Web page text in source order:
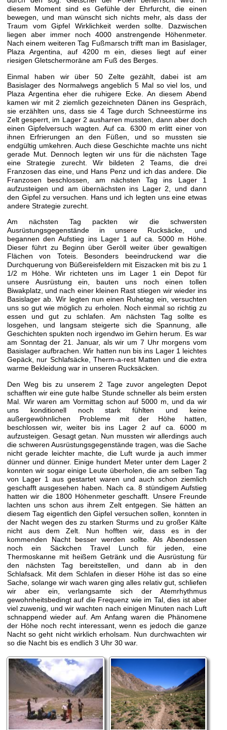
diesem Moment sind es Gefühle der Ehrfurcht, die einen
bewegen, und man wünscht sich nichts mehr, als dass der
Traum vom Gipfel Wirklichkeit werden sollte. Dazwischen
liegen aber immer noch 4000 anstrengende Höhenmeter.
Nach einem weiteren Tag Fußmarsch trifft man im Basislager,
Plaza Argentina, auf 4200 m ein, dieses liegt auf einer
riesigen Gletschermoräne am Fuß des Berges.
Einmal haben wir über 50 Zelte gezählt, dabei ist am
Basislager des Normalwegs angeblich 5 Mal so viel los, und
Plaza Argentina eher die ruhigere Ecke. An diesem Abend
kamen wir mit 2 ziemlich gezeichneten Dänen ins Gespräch,
sie erzählten uns, dass sie 4 Tage durch Schneestürme ins
Zelt gesperrt, im Lager 2 ausharren mussten, dann aber doch
einen Gipfelversuch wagten. Auf ca. 6300 m erlitt einer von
ihnen Erfrierungen an den Füßen, und so mussten sie
endgültig umkehren. Auch diese Geschichte machte uns nicht
gerade Mut. Dennoch legten wir uns für die nächsten Tage
eine Strategie zurecht. Wir bildeten 2 Teams, die drei
Franzosen das eine, und Hans Penz und ich das andere. Die
Franzosen beschlossen, am nächsten Tag ins Lager 1
aufzusteigen und am übernächsten ins Lager 2, und dann
den Gipfel zu versuchen. Hans und ich legten uns eine etwas
andere Strategie zurecht.
Am nächsten Tag packten wir die schwersten
Ausrüstungsgegenstände in unsere Rucksäcke, und
begannen den Aufstieg ins Lager 1 auf ca. 5000 m Höhe.
Dieser führt zu Beginn über Geröll weiter über gewaltigen
Flächen von Toteis. Besonders beeindruckend war die
Durchquerung von Büßereisfeldern mit Eiszacken mit bis zu 1
1/2 m Höhe. Wir richteten uns im Lager 1 ein Depot für
unsere Ausrüstung ein, bauten uns noch einen tollen
Biwakplatz, und nach einer kleinen Rast stiegen wir wieder ins
Basislager ab. Wir legten nun einen Ruhetag ein, versuchten
uns so gut wie möglich zu erholen. Noch einmal so richtig zu
essen und gut zu schlafen. Am nächsten Tag sollte es
losgehen, und langsam steigerte sich die Spannung, alle
Geschichten spukten noch irgendwo im Gehirn herum. Es war
am Sonntag der 21. Januar, als wir um 7 Uhr morgens vom
Basislager aufbrachen. Wir hatten nun bis ins Lager 1 leichtes
Gepäck, nur Schlafsäcke, Therm-a-rest Matten und die extra
warme Bekleidung war in unseren Rucksäcken.
Den Weg bis zu unserem 2 Tage zuvor angelegten Depot
schafften wir eine gute halbe Stunde schneller als beim ersten
Mal. Wir waren am Vormittag schon auf 5000 m, und da wir
uns konditionell noch stark fühlten und keine
außergewöhnlichen Probleme mit der Höhe hatten,
beschlossen wir, weiter bis ins Lager 2 auf ca. 6000 m
aufzusteigen. Gesagt getan. Nun mussten wir allerdings auch
die schweren Ausrüstungsgegenstände tragen, was die Sache
nicht gerade leichter machte, die Luft wurde ja auch immer
dünner und dünner. Einige hundert Meter unter dem Lager 2
konnten wir sogar einige Leute überholen, die am selben Tag
von Lager 1 aus gestartet waren und auch schon ziemlich
geschafft ausgesehen haben. Nach ca. 8 stündigem Aufstieg
hatten wir die 1800 Höhenmeter geschafft. Unsere Freunde
lachten uns schon aus ihrem Zelt entgegen. Sie hätten an
diesem Tag eigentlich den Gipfel versuchen sollen, konnten in
der Nacht wegen des zu starken Sturms und zu großer Kälte
nicht aus dem Zelt. Nun hofften wir, dass es in der
kommenden Nacht besser werden sollte. Als Abendessen
noch ein Säckchen Travel Lunch für jeden, eine
Thermoskanne mit heißem Getränk und die Ausrüstung für
den nächsten Tag bereitstellen, und dann ab in den
Schlafsack. Mit dem Schlafen in dieser Höhe ist das so eine
Sache, solange wir wach waren ging alles relativ gut, schliefen
wir aber ein, verlangsamte sich der Atemrhythmus
gewohnheitsbedingt auf die Frequenz wie im Tal, dies ist aber
viel zuwenig, und wir wachten nach einigen Minuten nach Luft
schnappend wieder auf. Am Anfang waren die Phänomene
der Höhe noch recht interessant, wenn es jedoch die ganze
Nacht so geht nicht wirklich erholsam. Nun durchwachten wir
so die Nacht bis es endlich 3 Uhr 30 war.